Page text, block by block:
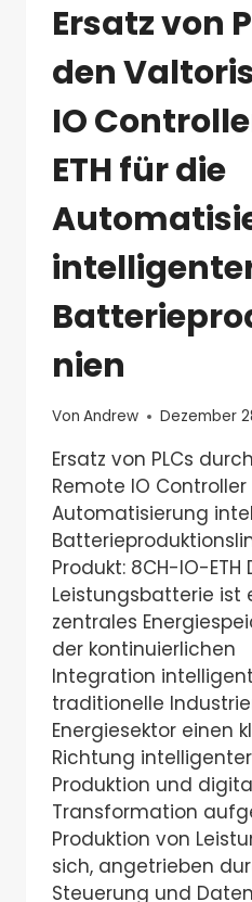
Ersatz von
den
IO
ETH für die
nien
Von Andrew Dezember
Ersatz von PLCs
Remote IO
Automatisierung
Produkt: 8CH-IO-ETH
Leistungsbatterie ist
zentrales
der kontinuierlichen
Integration
traditionelle
Energiesektor einen
Richtung intelligenter
Produktion und
Transformation
Produktion von
sich, angetrieben
Steuerung und